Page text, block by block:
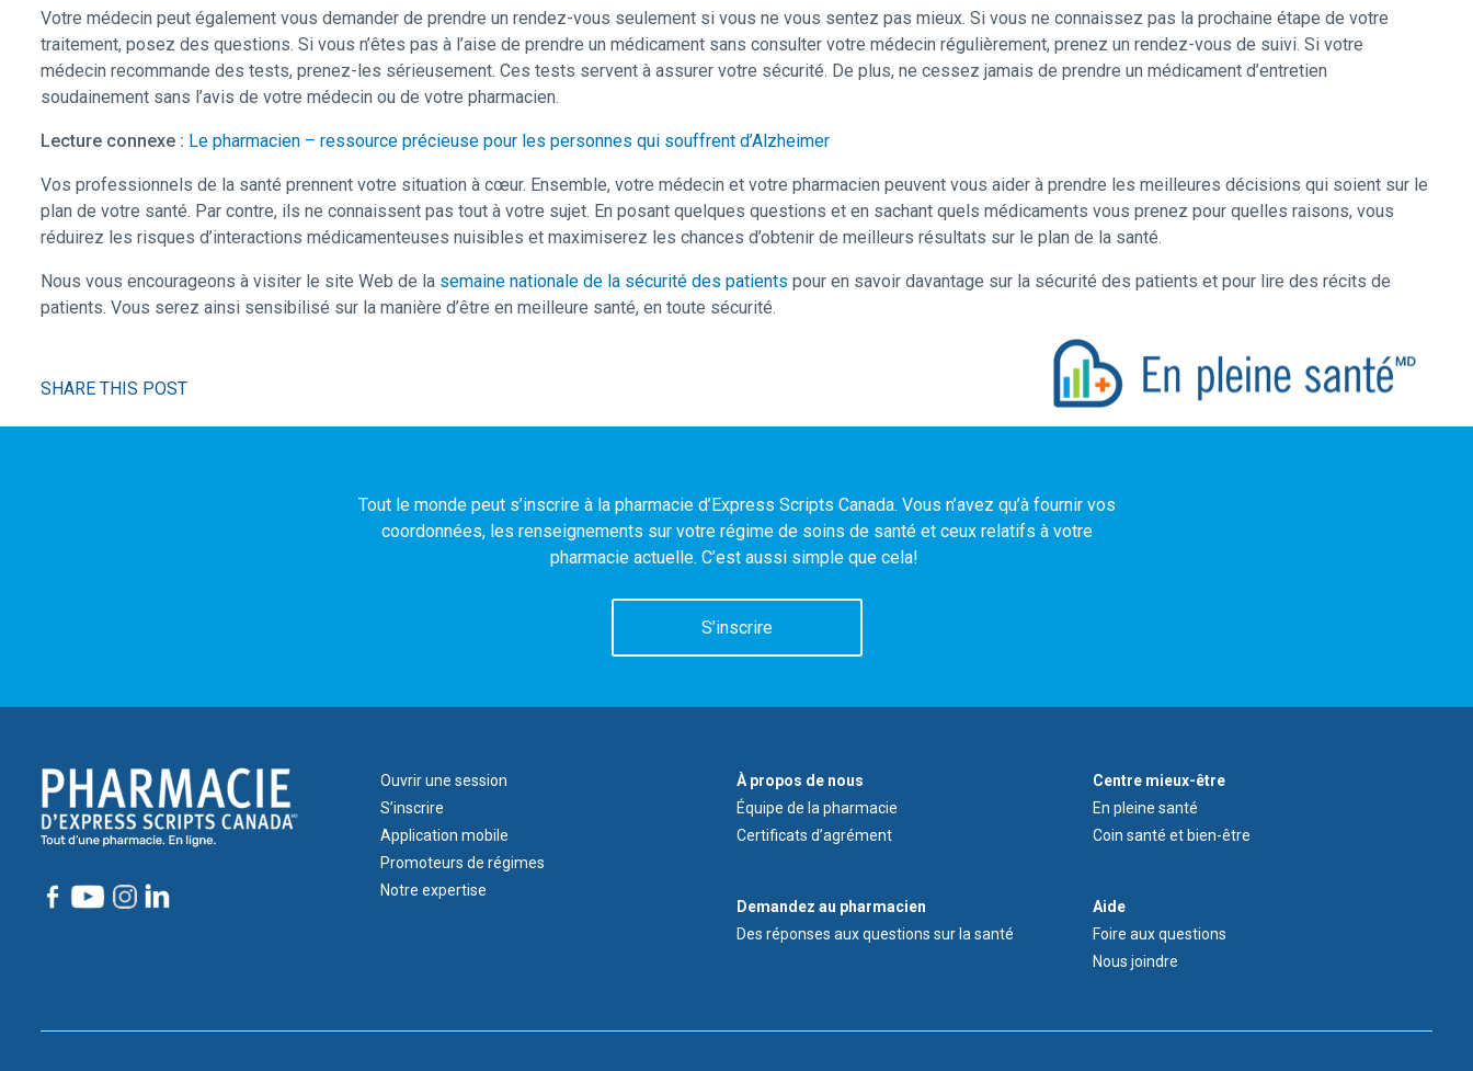
Votre médecin peut également vous demander de prendre un rendez-vous seulement si vous ne vous sentez pas mieux. Si vous ne connaissez pas la prochaine étape de votre
traitement, posez des questions. Si vous n’êtes pas à l’aise de prendre un médicament sans consulter votre médecin régulièrement, prenez un rendez-vous de suivi. Si votre
médecin recommande des tests, prenez-les sérieusement. Ces tests servent à assurer votre sécurité. De plus, ne cessez jamais de prendre un médicament d’entretien
soudainement sans l’avis de votre médecin ou de votre pharmacien.
Lecture connexe : Le pharmacien – ressource précieuse pour les personnes qui souffrent d’Alzheimer
Vos professionnels de la santé prennent votre situation à cœur. Ensemble, votre médecin et votre pharmacien peuvent vous aider à prendre les meilleures décisions qui soient sur le
plan de votre santé. Par contre, ils ne connaissent pas tout à votre sujet. En posant quelques questions et en sachant quels médicaments vous prenez pour quelles raisons, vous
réduirez les risques d’interactions médicamenteuses nuisibles et maximiserez les chances d’obtenir de meilleurs résultats sur le plan de la santé.
Nous vous encourageons à visiter le site Web de la semaine nationale de la sécurité des patients pour en savoir davantage sur la sécurité des patients et pour lire des récits de
patients. Vous serez ainsi sensibilisé sur la manière d’être en meilleure santé, en toute sécurité.
SHARE THIS POST
Tout le monde peut s’inscrire à la pharmacie d’Express Scripts Canada. Vous n’avez qu’à fournir vos
coordonnées, les renseignements sur votre régime de soins de santé et ceux relatifs à votre
pharmacie actuelle. C’est aussi simple que cela!
S’inscrire
Footer
1
Ouvrir une session
S’inscrire
Application mobile
Promoteurs de régimes
Notre expertise
À
propos
de
nous
À propos de nous
Équipe de la pharmacie
Certificats d’agrément
Demandez
au
pharmacien
Demandez au pharmacien
Des réponses aux questions sur la santé
Footer
Wellness
Centre
Menu
Centre mieux-être
En pleine santé
Coin santé et bien-être
Aide
Aide
Foire aux questions
Nous joindre